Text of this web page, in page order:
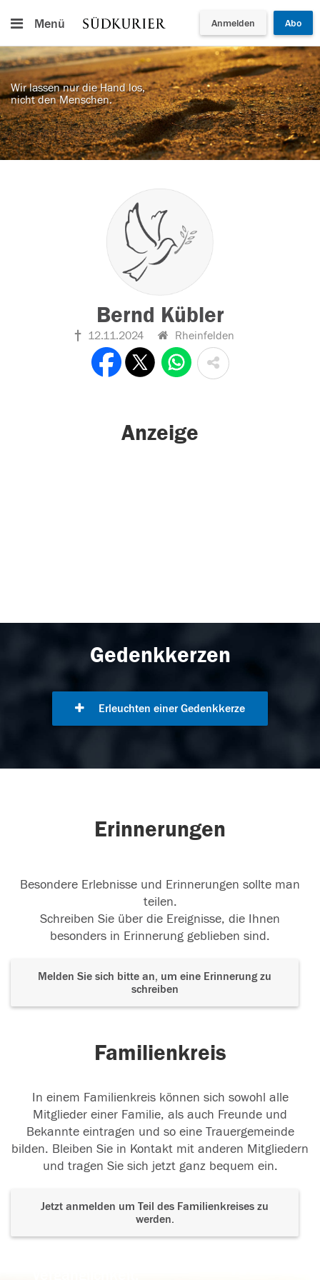
Menü Anmelden Abo
Wir lassen nur die Hand los,
nicht den Menschen.
Bernd Kübler
12.11.2024 Rheinfelden
Anzeige
Gedenkkerzen
Erleuchten einer Gedenkkerze
Erinnerungen
Besondere Erlebnisse und Erinnerungen sollte man
teilen.
Schreiben Sie über die Ereignisse, die Ihnen
besonders in Erinnerung geblieben sind.
Melden Sie sich bitte an, um eine Erinnerung zu
schreiben
Familienkreis
In einem Familienkreis können sich sowohl alle
Mitglieder einer Familie, als auch Freunde und
Bekannte eintragen und so eine Trauergemeinde
bilden. Bleiben Sie in Kontakt mit anderen Mitgliedern
und tragen Sie sich jetzt ganz bequem ein.
Jetzt anmelden um Teil des Familienkreises zu
werden.